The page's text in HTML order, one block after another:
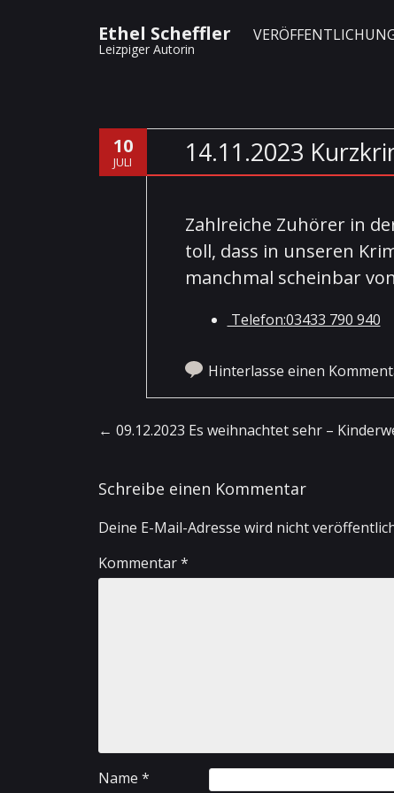
Ethel Scheffler
Leizpiger Autorin
10
JULI 14.11.2023
Zahlreiche Zuhörer in
toll, dass in unseren
manchmal scheinbar
Telefon:03433 790 940
Hinterlasse einen
Artikel-Navigation
← 09.12.2023 Es weihnachtet sehr –
Schreibe einen Kommentar
Deine E-Mail-Adresse wird nicht
Kommentar*
Name *